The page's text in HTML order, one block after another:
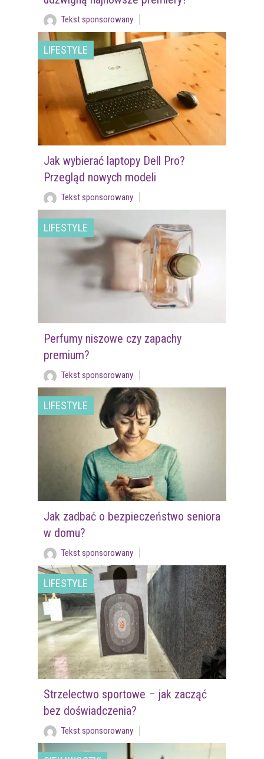
Tekst sponsorowany
LIFESTYLE
Jak wybierać laptopy Dell Pro?
Przegląd nowych modeli
Tekst sponsorowany
LIFESTYLE
Perfumy niszowe czy zapachy
premium?
Tekst sponsorowany
LIFESTYLE
Jak zadbać o bezpieczeństwo seniora
w domu?
Tekst sponsorowany
LIFESTYLE
Strzelectwo sportowe – jak zacząć
bez doświadczenia?
Tekst sponsorowany